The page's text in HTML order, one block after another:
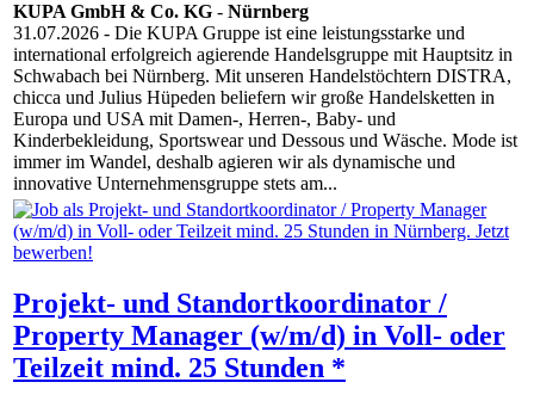
KUPA GmbH & Co. KG - Nürnberg
31.07.2026 - Die KUPA Gruppe ist eine leistungsstarke und
international erfolgreich agierende Handelsgruppe mit Hauptsitz in
Schwabach bei Nürnberg. Mit unseren Handelstöchtern DISTRA,
chicca und Julius Hüpeden beliefern wir große Handelsketten in
Europa und USA mit Damen-, Herren-, Baby- und
Kinderbekleidung, Sportswear und Dessous und Wäsche. Mode ist
immer im Wandel, deshalb agieren wir als dynamische und
innovative Unternehmensgruppe stets am...
Projekt- und Standortkoordinator /
Property Manager (w/m/d) in Voll- oder
Teilzeit mind. 25 Stunden *